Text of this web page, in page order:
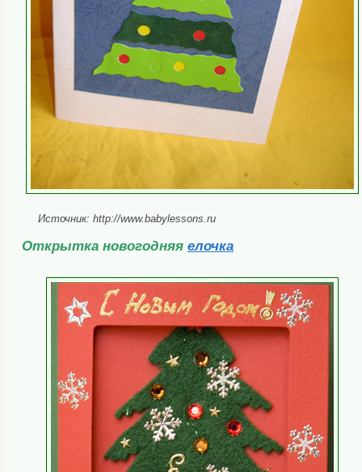
Источник: http://www.babylessons.ru
Открытка новогодняя елочка